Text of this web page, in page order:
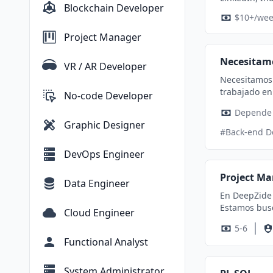
Blockchain Developer
Project Manager
VR / AR Developer
No-code Developer
Graphic Designer
DevOps Engineer
Data Engineer
Cloud Engineer
Functional Analyst
Tailor
company,
flag any issues promptly Requirements - Experience applying to
each
Reliable, responsive,
recruiting, HR, or
bonuses
$10+/
Necesitamos un Tech lead
trabajado en
trabajado mas de 1
contratamos full
contactar al
#Back-end
Project
En
Estamos
de
hacer -
operativas
fomentando
seguimiento
5-6